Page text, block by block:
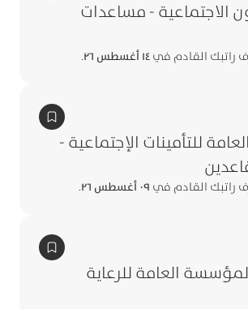
الاجتماعية - مساعدات
راتبك القادم في ١٤ أغسطس ٢٦ .
للتأمينات الإجتماعية -
راتبك القادم في ٠٩ أغسطس ٢٦ .
العامة للرعاية